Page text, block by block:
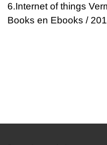
6.Internet of things
Books en Ebooks /